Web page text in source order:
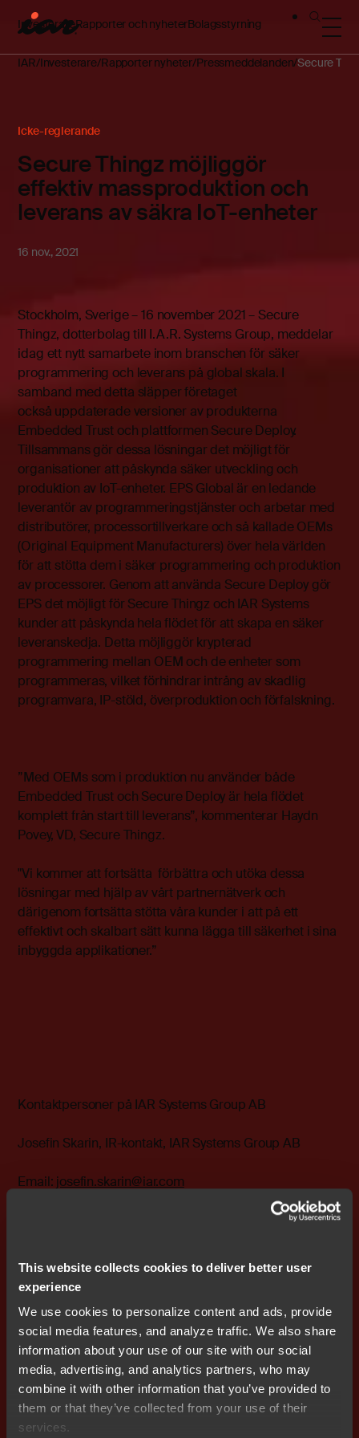
This website collects cookies to deliver better user
experience
We use cookies to personalize content and ads, provide
social media features, and analyze traffic. We also share
information about your use of our site with our social
media, advertising, and analytics partners, who may
combine it with other information that you’ve provided to
them or that they’ve collected from your use of their
services.
InvesterareRapporter och nyheterBolagsstyrning
IAR Investerare Rapporter nyheter Pressmeddelanden Secure
Icke-reglerande
Secure Thingz möjliggör
effektiv massproduktion och
leverans av säkra IoT-enheter
16 nov., 2021
Stockholm, Sverige – 16 november 2021 – Secure
Thingz, dotterbolag till I.A.R. Systems Group, meddelar
idag ett nytt samarbete inom branschen för säker
programmering och leverans på global skala. I
samband med detta släpper företaget
också uppdaterade versioner av produkterna
Embedded Trust och plattformen Secure Deploy.
Tillsammans gör dessa lösningar det möjligt för
organisationer att påskynda säker utveckling och
produktion av IoT-enheter. EPS Global är en ledande
leverantör av programmeringstjänster och arbetar med
distributörer, processortillverkare och så kallade OEMs
(Original Equipment Manufacturers) över hela världen
för att stötta dem i säker programmering och produktion
av processorer. Genom att använda Secure Deploy gör
EPS det möjligt för Secure Thingz och IAR Systems
kunder att påskynda hela flödet för att skapa en säker
leveranskedja. Detta möjliggör krypterad
programmering mellan OEM och de enheter som
programmeras, vilket förhindrar intrång av skadlig
programvara, IP-stöld, överproduktion och förfalskning.
”Med OEMs som i produktion nu använder både
Embedded Trust och Secure Deploy är hela flödet
komplett från start till leverans”, kommenterar Haydn
Povey, VD, Secure Thingz.
"Vi kommer att fortsättaförbättra och utöka dessa
lösningar med hjälp av vårt partnernätverk och
därigenom fortsätta stötta våra kunder i att på ett
effektivt och skalbart sätt kunna lägga till säkerhet i sina
inbyggda applikationer.”
Kontaktpersoner på IAR Systems Group AB
Josefin Skarin, IR-kontakt, IAR Systems Group AB
Email: josefin.skarin@iar.com
Email: richard.lind@iar.com
Om IAR Systems
IAR Systems erbjuder programvara för programmering
av processorer i inbyggda system. Programvaran gör
det möjligt för företag världen över att skapa nutidens
produkter och framtidens innovationer. Sedan 1983 har
IAR Systems lösningar säkerställt kvalitet, tillförlitlighet
och effektivitet i utveckling av över en miljon produkter,